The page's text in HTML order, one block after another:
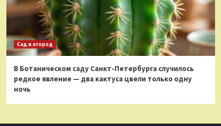
Сад и огород
В Ботаническом саду Санкт-Петербурга случилось
редкое явление — два кактуса цвели только одну
ночь